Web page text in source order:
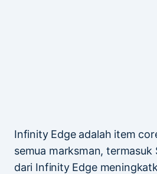
Infinity Edge adalah item
semua marksman, termasuk
dari Infinity Edge